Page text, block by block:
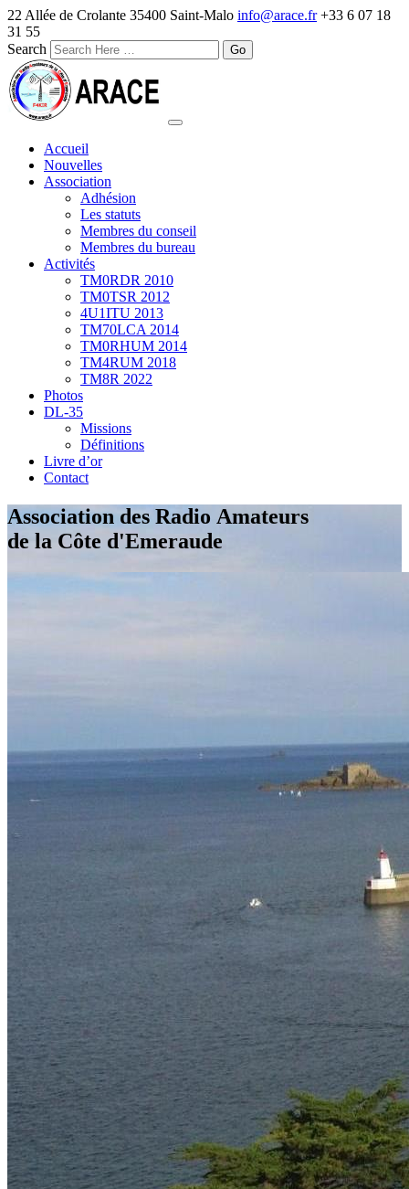
22 Allée de Crolante 35400 Saint-Malo info@arace.fr +33 6 07 18
31 55
Search
Accueil
Nouvelles
Association
Adhésion
Les statuts
Membres du conseil
Membres du bureau
Activités
TM0RDR 2010
TM0TSR 2012
4U1ITU 2013
TM70LCA 2014
TM0RHUM 2014
TM4RUM 2018
TM8R 2022
Photos
DL-35
Missions
Définitions
Livre d’or
Contact
Association des Radio Amateurs
de la Côte d'Emeraude